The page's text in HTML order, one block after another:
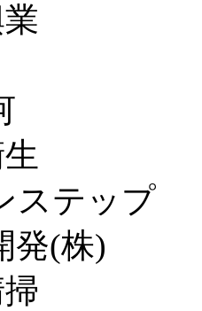
ステップ
発(株)